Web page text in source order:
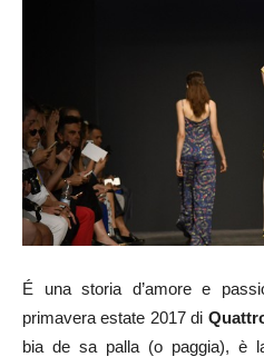
É una storia d’amore e
primavera estate 2017 di
bia de sa palla (o paggia), è